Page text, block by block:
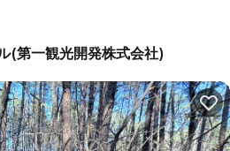
(第一観光開発株式会社)